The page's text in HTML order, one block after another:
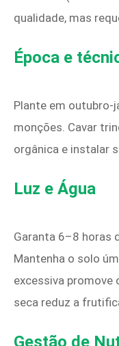
qualidade, mas
Época e
Plante em outubro-
monções. Cavar
orgânica e instalar
Luz e Água
Garanta 6–8 horas
Mantenha o solo
excessiva promove
seca reduz a
Gestão de